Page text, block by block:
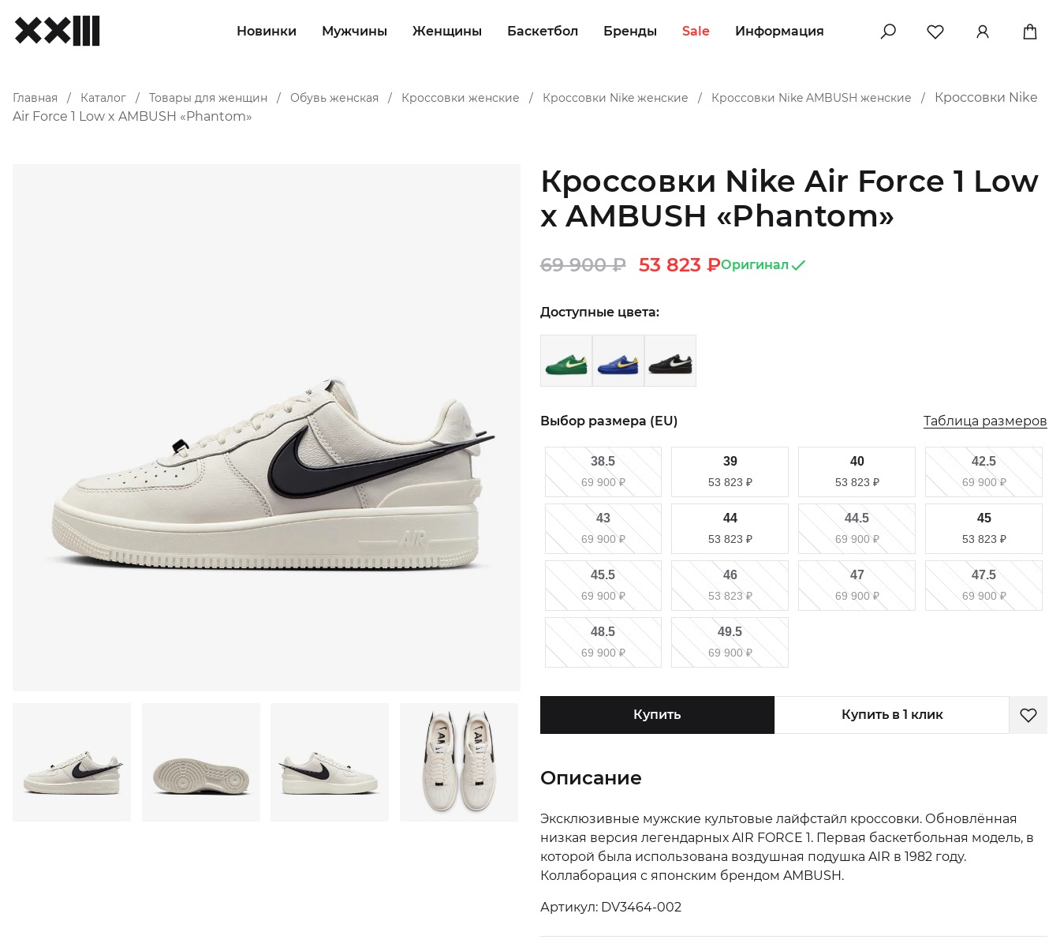
Новинки Мужчины Женщины Баскетбол Бренды Sale Информация
Главная / Каталог / Товары для женщин / Обувь женская / Кроссовки женские / Кроссовки Nike женские / Кроссовки Nike AMBUSH женские /
Кроссовки Nike
Air Force 1 Low x AMBUSH «Phantom»
Кроссовки Nike Air Force 1 Low
x AMBUSH «Phantom»
69 900₽ 53 823 ₽Оригинал
Доступные цвета:
Выбор размера (EU) Таблица размеров
38.5
69 900₽
39
53 823 ₽
40
53 823 ₽
42.5
69 900₽
43
69 900₽
44
53 823 ₽
44.5
69 900₽
45
53 823 ₽
45.5
69 900₽
46
53 823₽
47
69 900₽
47.5
69 900₽
48.5
69 900₽
49.5
69 900₽
Купить Купить в 1 клик
Описание
Эксклюзивные мужские культовые лайфстайл кроссовки. Обновлённая
низкая версия легендарных AIR FORCE 1. Первая баскетбольная модель, в
которой была использована воздушная подушка AIR в 1982 году.
Коллаборация с японским брендом AMBUSH.
Артикул: DV3464-002